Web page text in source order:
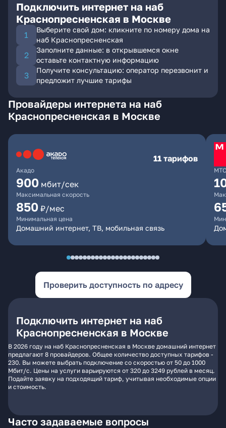
Подключить интернет на наб
Краснопресненская в Москве
Выберите свой дом: кликните по номеру дома на
наб Краснопресненская
Заполните данные: в открывшемся окне
оставьте контактную информацию
Получите консультацию: оператор перезвонит и
предложит лучшие тарифы
Провайдеры интернета на наб
Краснопресненская в Москве
Акадо
11 тарифов
900 мбит/сек
Максимальная скорость
850 ₽/мес
Минимальная цена
Домашний интернет, ТВ, мобильная связь
МТС
Проверить доступность по адресу
Подключить интернет на наб
Краснопресненская в Москве
В 2026 году на наб Краснопресненская в Москве домашний интернет
предлагают 8 провайдеров. Общее количество доступных тарифов -
230. Вы можете выбрать подключение со скоростью от 50 до 1000
Мбит/с. Цены на услуги варьируются от 320 до 3249 рублей в месяц.
Подайте заявку на подходящий тариф, учитывая необходимые опции
и стоимость.
Часто задаваемые вопросы